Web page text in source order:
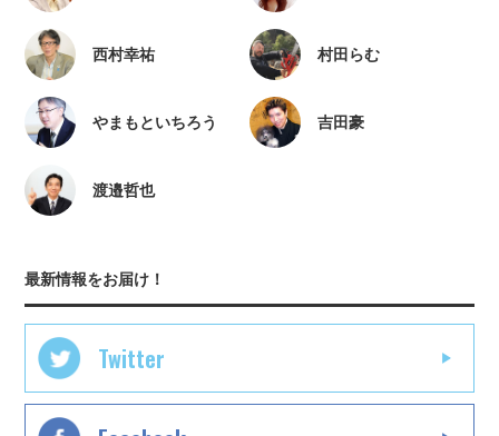
西村幸祐 村田らむ
やまもといちろう 吉田豪
渡邉哲也
最新情報をお届け！
Twitter